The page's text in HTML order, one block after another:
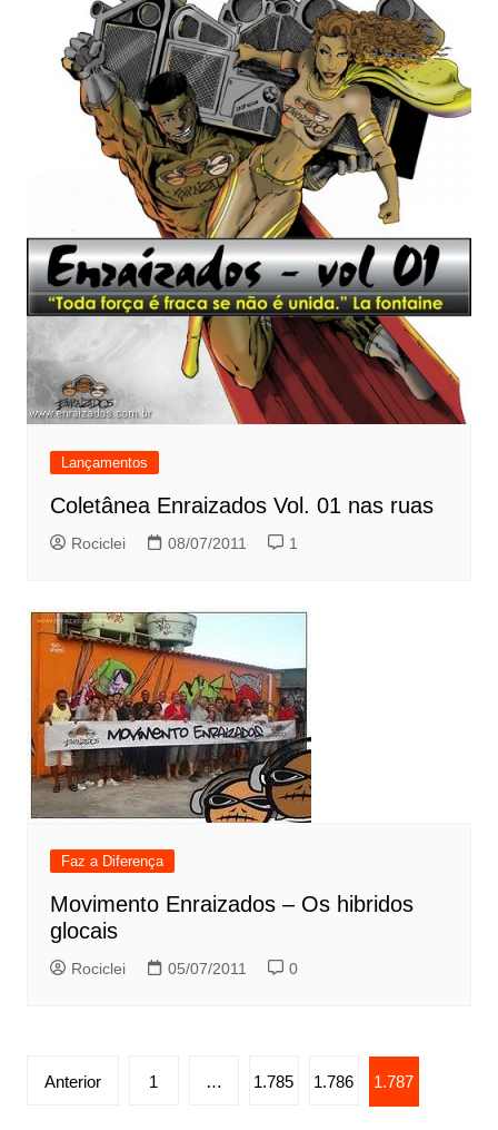
Lançamentos
Coletânea Enraizados Vol. 01 nas ruas
Rociclei 08/07/2011 1
Faz a Diferença
Movimento Enraizados – Os hibridos
glocais
Rociclei 05/07/2011 0
Paginação
Anterior 1 … 1.785 1.786 1.787